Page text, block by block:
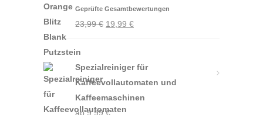
Bewertet
mit5.00
von 5
Geprüfte Gesamtbewertungen
23,99€ Ursprünglicher
23,99 €
19,99 €Aktueller
19,99 €.
Spezialreiniger für
Kaffeevollautomaten und
Kaffeemaschinen
ab9,99€